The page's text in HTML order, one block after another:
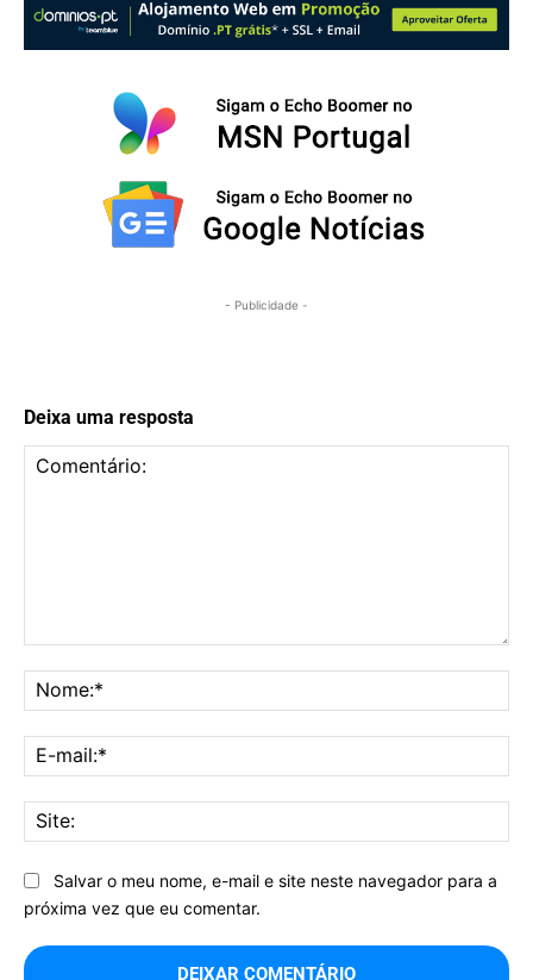
- Publicidade -
Deixa uma resposta
Salvar o meu nome, e-mail e site neste navegador para a
próxima vez que eu comentar.